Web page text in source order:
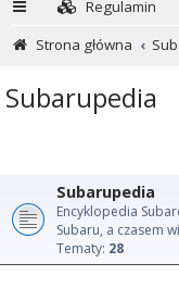
Regulamin
Strona główna
Subarupedia
Subarupedia
Encyklopedia
Subaru, a czasem
Tematy: 28